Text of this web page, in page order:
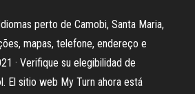
perto de Camobi, Santa Maria,
mapas, telefone, endereço e
· Verifique su elegibilidad de
El sitio web My Turn ahora está